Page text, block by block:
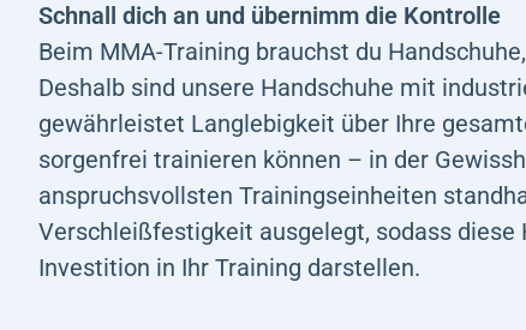
Schnall dich an und übernimm die Kontrolle
Beim MMA-Training brauchst du
Deshalb sind unsere Handschuhe mit
gewährleistet Langlebigkeit über Ihre
sorgenfrei trainieren können – in der
anspruchsvollsten Trainingseinheiten
Verschleißfestigkeit ausgelegt, sodass diese
Investition in Ihr Training darstellen.